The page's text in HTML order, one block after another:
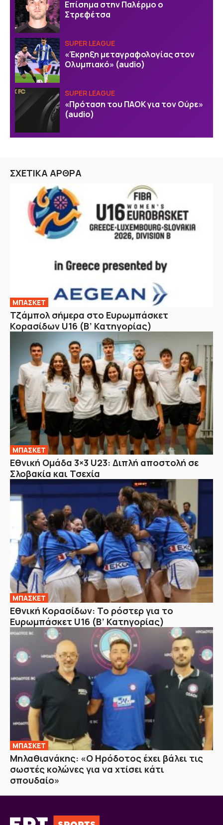
Επίσημα στην Παλέρμο ο
Στρεφέτσα
SUPER LEAGUE
«Έκρηξη μεταγραφολογίας στον
Ολυμπιακό» (audio)
SUPER LEAGUE
«Πρόταση του ΠΑΟΚ για τον Ούρε»
(audio)
ΣΧΕΤΙΚΑ ΑΡΘΡΑ
ΜΠΑΣΚΕΤ
Τζάμπολ σήμερα στο Ευρωμπάσκετ
Κορασίδων U16 (Β’ Κατηγορίας)
ΜΠΑΣΚΕΤ
Εθνική Ομάδα 3×3 U23: Διπλή αποστολή σε
Σλοβακία και Τσεχία
ΜΠΑΣΚΕΤ
Εθνική Κορασίδων: Το ρόστερ για το
Ευρωμπάσκετ U16 (B’ Κατηγορίας)
ΜΠΑΣΚΕΤ
Μηλαθιανάκης: «Ο Ηρόδοτος έχει βάλει τις
σωστές κολώνες για να χτίσει κάτι
σπουδαίο»